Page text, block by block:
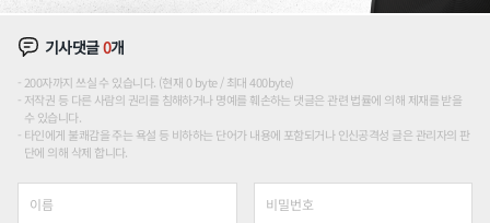
기사댓글0개
200자까지 쓰실 수 있습니다. (현재 0 byte / 최대 400byte)
저작권 등 다른 사람의 권리를 침해하거나 명예를 훼손하는 댓글은 관련 법률에 의해 제재를 받을
수 있습니다.
타인에게 불쾌감을 주는 욕설 등 비하하는 단어가 내용에 포함되거나 인신공격성 글은 관리자의 판
단에 의해 삭제 합니다.